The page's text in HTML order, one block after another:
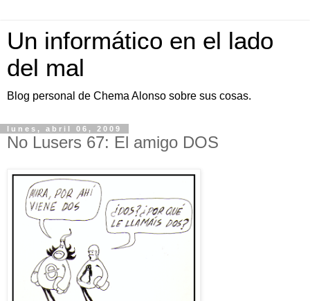
Un informático en el lado
del mal
Blog personal de Chema Alonso sobre sus cosas.
lunes, abril 06, 2009
No Lusers 67: El amigo DOS